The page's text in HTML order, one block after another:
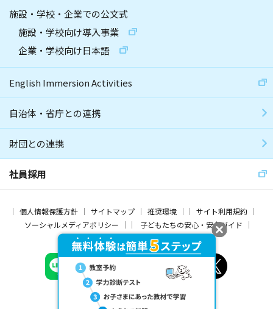
施設・学校・企業での公文式
施設・学校向け導入事業
企業・学校向け日本語
English Immersion Activities
自治体・省庁との連携
財団との連携
社員採用
個人情報保護方針 サイトマップ 推奨環境
サイト利用規約
ソーシャルメディアポリシー
子どもたちの安心・安全ガイド